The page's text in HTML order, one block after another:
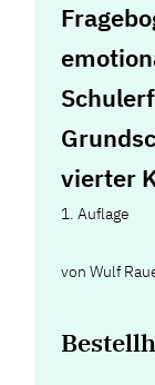
vierter
1. Auflage
vonWulf